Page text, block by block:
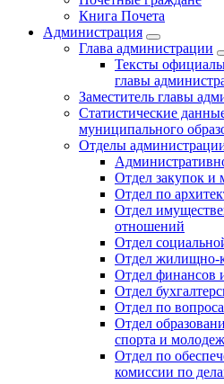
Книга Почета
Администрация
Глава администрации
Тексты
главы
Заместитель главы
Статистические
муниципального
Отделы
Отдел закупок и
Отдел по
Отдел
отношений
Отдел
Отдел жилищно-
Отдел финансов
Отдел
Отдел по
Отдел
спорта и
Отдел по
комиссии по